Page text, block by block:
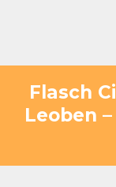
Flasch
Leoben